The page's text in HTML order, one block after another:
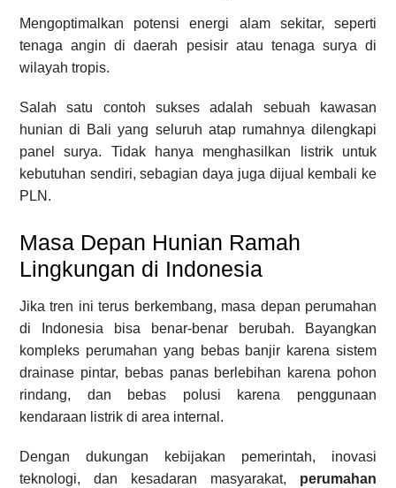
Mengoptimalkan potensi energi alam sekitar, seperti
tenaga angin di daerah pesisir atau tenaga surya di
wilayah tropis.
Salah satu contoh sukses adalah sebuah kawasan
hunian di Bali yang seluruh atap rumahnya dilengkapi
panel surya. Tidak hanya menghasilkan listrik untuk
kebutuhan sendiri, sebagian daya juga dijual kembali ke
PLN.
Masa Depan Hunian Ramah
Lingkungan di Indonesia
Jika tren ini terus berkembang, masa depan perumahan
di Indonesia bisa benar-benar berubah. Bayangkan
kompleks perumahan yang bebas banjir karena sistem
drainase pintar, bebas panas berlebihan karena pohon
rindang, dan bebas polusi karena penggunaan
kendaraan listrik di area internal.
Dengan dukungan kebijakan pemerintah, inovasi
teknologi, dan kesadaran masyarakat, perumahan